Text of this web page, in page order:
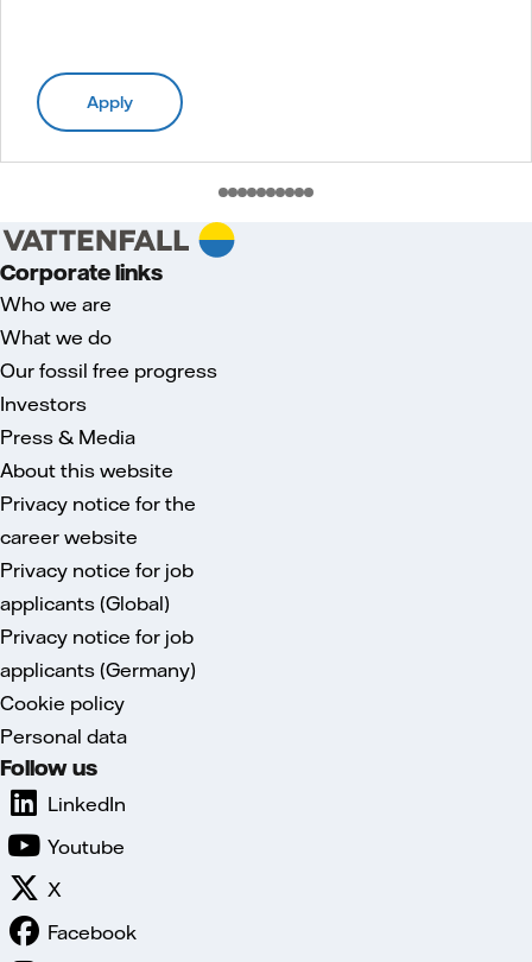
Apply
Corporate links
Who we are
What we do
Our fossil free progress
Investors
Press & Media
About this website
Privacy notice for the
career website
Privacy notice for job
applicants (Global)
Privacy notice for job
applicants (Germany)
Cookie policy
Personal data
Follow us
LinkedIn
Youtube
X
Facebook